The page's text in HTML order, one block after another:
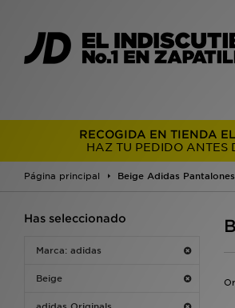
RECOGIDA EN TIENDA
HAZ TU PEDIDO ANTES
Página principal Beige Adidas
Has seleccionado
Marca: adidas
Beige